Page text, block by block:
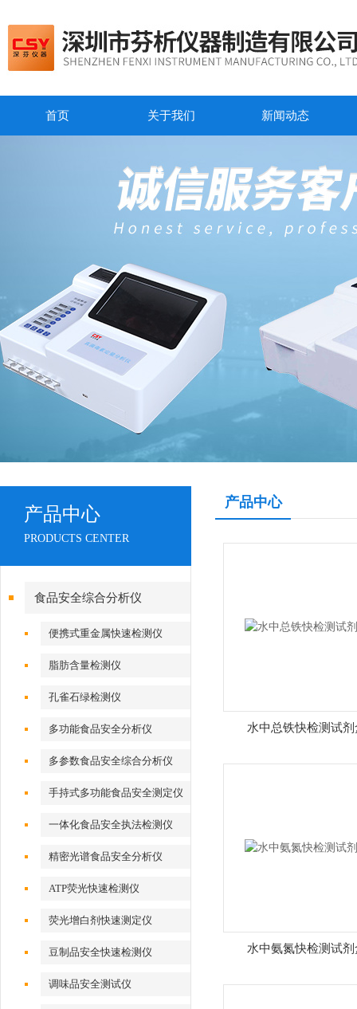
首页 关于我们 新闻动态
产品中心
PRODUCTS CENTER
食品安全综合分析仪
便携式重金属快速检测仪
脂肪含量检测仪
孔雀石绿检测仪
多功能食品安全分析仪
多参数食品安全综合分析仪
手持式多功能食品安全测定仪
一体化食品安全执法检测仪
精密光谱食品安全分析仪
ATP荧光快速检测仪
荧光增白剂快速测定仪
豆制品安全快速检测仪
调味品安全测试仪
产品中心
水中总铁快检测试剂
水中氨氮快检测试剂